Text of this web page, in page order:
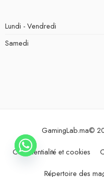
Lundi - Vendredi
Samedi
GamingLab.ma©
Confidentialité et cookies
Répertoire des